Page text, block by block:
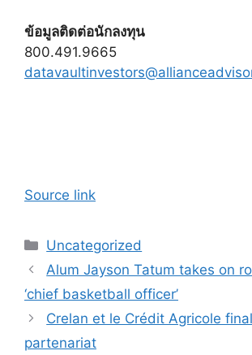
ข้อมูลติดต่อนักลงทุน
800.491.9665
Source link
Categories
Uncategorized
Alum Jayson Tatum takes on
‘chief basketball officer’
Crelan et le Crédit Agricole
partenariat